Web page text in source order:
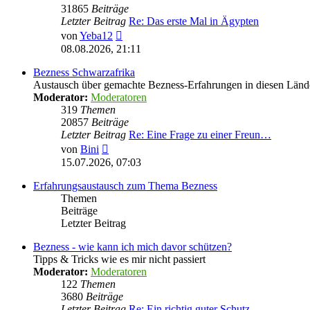
31865 Beiträge
Letzter Beitrag Re: Das erste Mal in Ägypten
von Yeba12
Beitrag
08.08.2026, 21:11
Bezness Schwarzafrika
Austausch über gemachte Bezness-Erfahrungen in diesen
Moderator: Moderatoren
319 Themen
20857 Beiträge
Letzter Beitrag Re: Eine Frage zu einer Freun…
von Bini
Beitrag
15.07.2026, 07:03
Erfahrungsaustausch zum Thema Bezness
Themen
Beiträge
Letzter Beitrag
Bezness - wie kann ich mich davor schützen?
Tipps & Tricks wie es mir nicht passiert
Moderator: Moderatoren
122 Themen
3680 Beiträge